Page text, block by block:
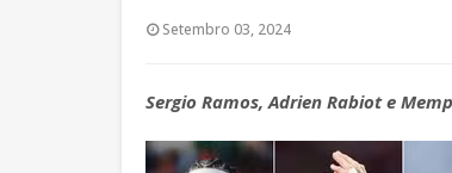
Setembro 03, 2024
Sergio Ramos, Adrien Rabiot e